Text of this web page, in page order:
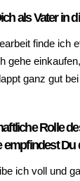
als Vater in
finde ich
gehe
ganz gut
Rolle
empfindest Du
ich voll und